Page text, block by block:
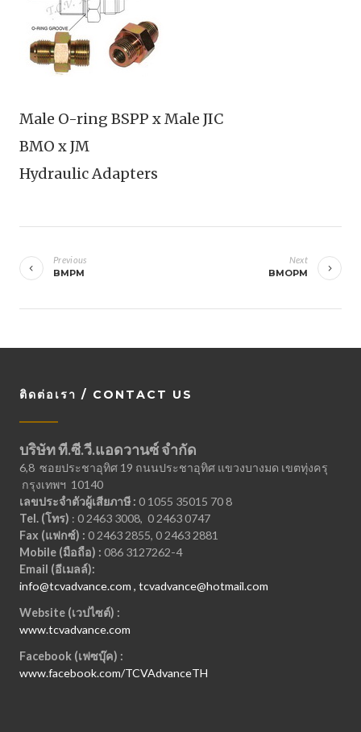
Male O-ring BSPP x Male JIC
BMO x JM
Hydraulic Adapters
นำทาง
เรื่อง
Previous
BMPM
Next
BMOPM
ติดต่อเรา / CONTACT US
บริษัท ที.ซี.วี.แอดวานซ์ จำกัด
6,8 ซอยประชาอุทิศ 19 ถนนประชาอุทิศ แขวงบางมด เขตทุ่งครุ
กรุงเทพฯ 10140
เลขประจำตัวผู้เสียภาษี : 0 1055 35015 70 8
Tel. (โทร) : 0 2463 3008, 0 2463 0747
Fax (แฟกซ์) : 0 2463 2855, 0 2463 2881
Mobile (มือถือ) : 086 3127262-4
Email (อีเมลล์):
info@tcvadvance.com , tcvadvance@hotmail.com
Website (เวปไซต์) :
www.tcvadvance.com
Facebook (เฟซบุ๊ค) :
www.facebook.com/TCVAdvanceTH